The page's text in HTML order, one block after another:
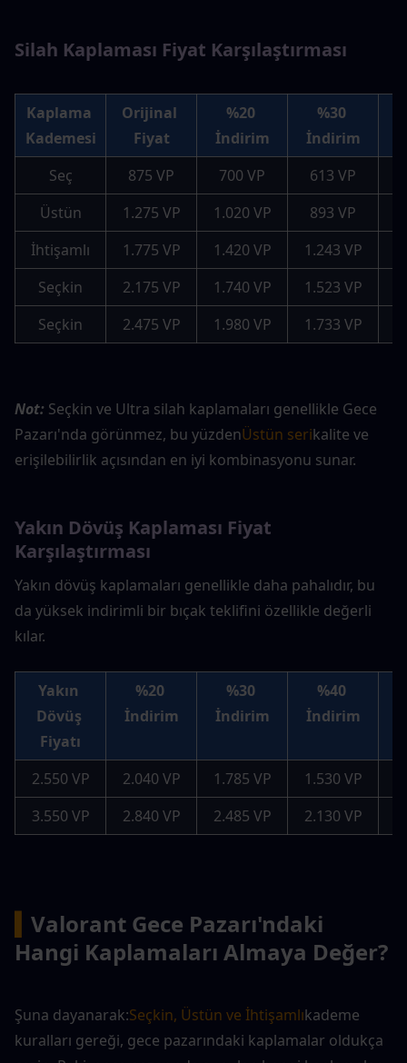
Silah Kaplaması Fiyat Karşılaştırması
Kaplama
Kademesi
Orijinal
Fiyat
%20
İndirim
%30
İndirim
Seç
875 VP 700 VP 613 VP
Üstün
1.275 VP 1.020 VP 893 VP
İhtişamlı
1.775 VP 1.420 VP 1.243 VP
Seçkin
2.175 VP 1.740 VP 1.523 VP
Seçkin
2.475 VP 1.980 VP 1.733 VP
Not: Seçkin ve Ultra silah kaplamaları genellikle Gece
Pazarı'nda görünmez, bu yüzdenÜstün serikalite ve
erişilebilirlik açısından en iyi kombinasyonu sunar.
Yakın Dövüş Kaplaması Fiyat
Karşılaştırması
Yakın dövüş kaplamaları genellikle daha pahalıdır, bu
da yüksek indirimli bir bıçak teklifini özellikle değerli
kılar.
Yakın
Dövüş
Fiyatı
%20
İndirim
%30
İndirim
%40
İndirim
2.550 VP 2.040 VP 1.785 VP 1.530 VP
3.550 VP
2.840 VP 2.485 VP 2.130 VP
Valorant Gece Pazarı'ndaki
Hangi Kaplamaları Almaya Değer?
Şuna dayanarak:Seçkin, Üstün ve İhtişamlıkademe
kuralları gereği, gece pazarındaki kaplamalar oldukça